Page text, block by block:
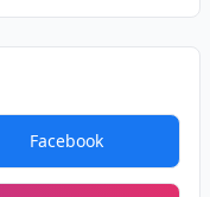
Facebook